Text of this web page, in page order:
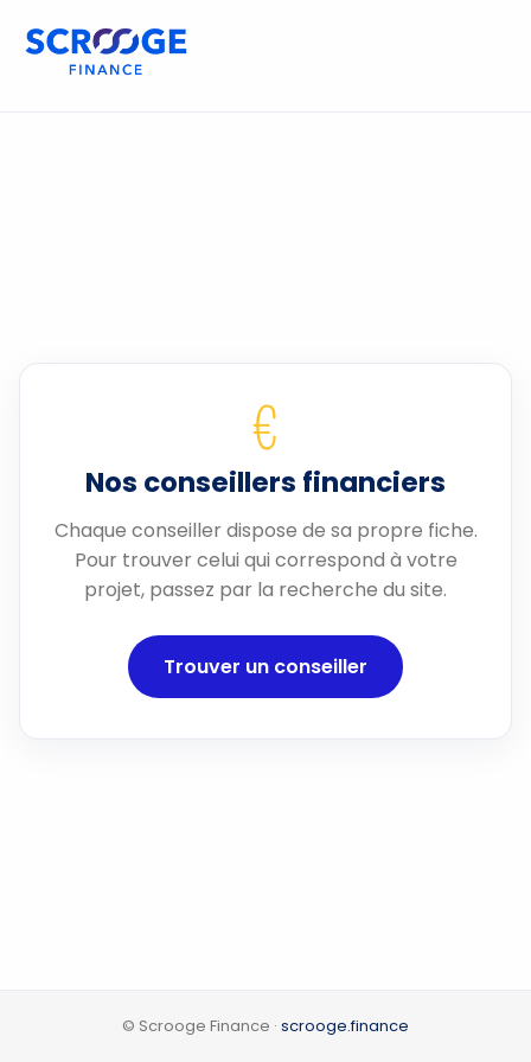
€
Nos conseillers financiers
Chaque conseiller dispose de sa propre fiche.
Pour trouver celui qui correspond à votre
projet, passez par la recherche du site.
Trouver un conseiller
© Scrooge Finance · scrooge.finance